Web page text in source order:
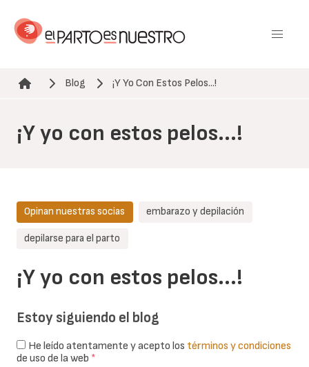
contenido
Ruta de navegación
Blog ¡Y Yo Con Estos Pelos...!
¡Y yo con estos pelos...!
¡Y yo con estos pelos...!
Opinan nuestras socias embarazo y depilación
depilarse para el parto
Estoy siguiendo el blog
He leído atentamente y acepto los términos y condiciones
de uso de la web *